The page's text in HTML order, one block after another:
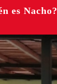
es Nacho?